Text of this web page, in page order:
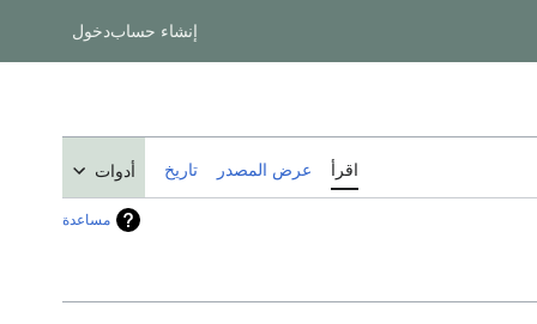
إنشاء حسابدخول
اقرأ عرض المصدر تاريخ أدوات
مساعدة